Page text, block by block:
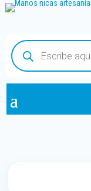
Búsqueda
de
productos